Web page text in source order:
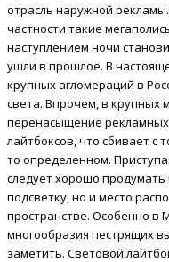
отрасль наружной
частности такие
наступлением ночи
ушли в прошлое. В
крупных агломераций в
света. Впрочем, в крупных
перенасыщение рекламных
лайтбоксов, что сбивает с
то определенном.
следует хорошо продумать
подсветку, но и место
пространстве. Особенно в
многообразия пестрящих
заметить. Световой